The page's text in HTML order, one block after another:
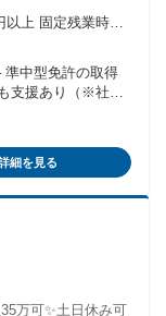
故障はメンテナン
す。 🚀 将来
るかも‼️」 そう思
👩‍💼リーダー・
つけて、 資格も
だけ。 あなたと
にしています🙌
以上 固定残業時間
1回) ◇退職金制
会社全体の売り上
す！
支援あり（※社内
細を見る
万可✨土日休み可